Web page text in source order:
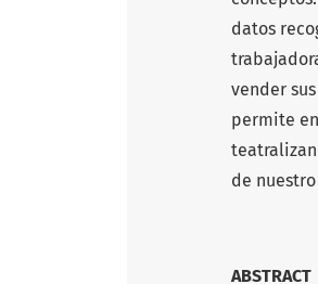
datos
vender
permite
de
ABSTRACT